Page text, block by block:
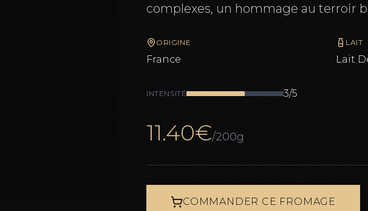
complexes, un hommage au terroir
ORIGINE
France
LAIT
Lait
INTENSITÉ 3/5
11.40€/200g
COMMANDER CE FROMAGE